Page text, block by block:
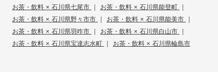
お茶・飲料 × 石川県七尾市 | お茶・飲料 × 石川県能登町 |
お茶・飲料 × 石川県野々市市 | お茶・飲料 × 石川県能美市 |
お茶・飲料 × 石川県羽咋市 | お茶・飲料 × 石川県白山市 |
お茶・飲料 × 石川県宝達志水町 | お茶・飲料 × 石川県輪島市